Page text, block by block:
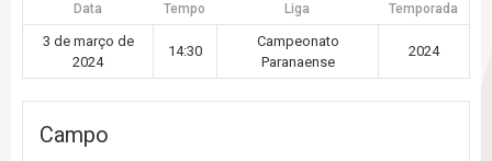
Data Tempo Liga Temporada
3 de março de
2024
14:30
Campeonato
Paranaense
2024
Campo